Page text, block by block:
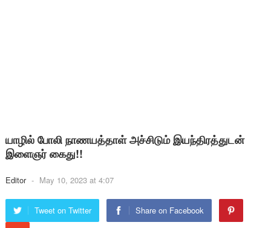
யாழில் போலி நாணயத்தாள் அச்சிடும் இயந்திரத்துடன்
இளைஞர் கைது!!
Editor - May 10, 2023 at 4:07
Tweet on Twitter Share on Facebook